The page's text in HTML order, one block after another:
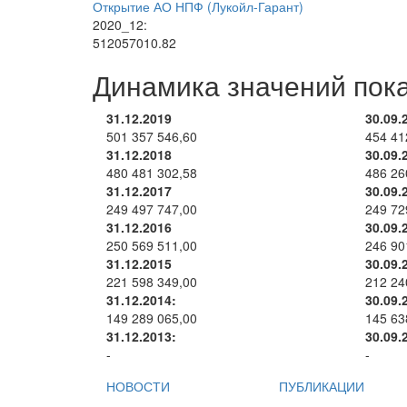
Открытие АО НПФ (Лукойл-Гарант)
2020_12:
512057010.82
Динамика значений
31.12.2019
501 357 546,60
454
31.12.2018
480 481 302,58
486
31.12.2017
249 497 747,00
249
31.12.2016
250 569 511,00
246
31.12.2015
221 598 349,00
212
31.12.2014:
149 289 065,00
145
31.12.2013:
-
-
НОВОСТИ
ПУБЛИКАЦИИ